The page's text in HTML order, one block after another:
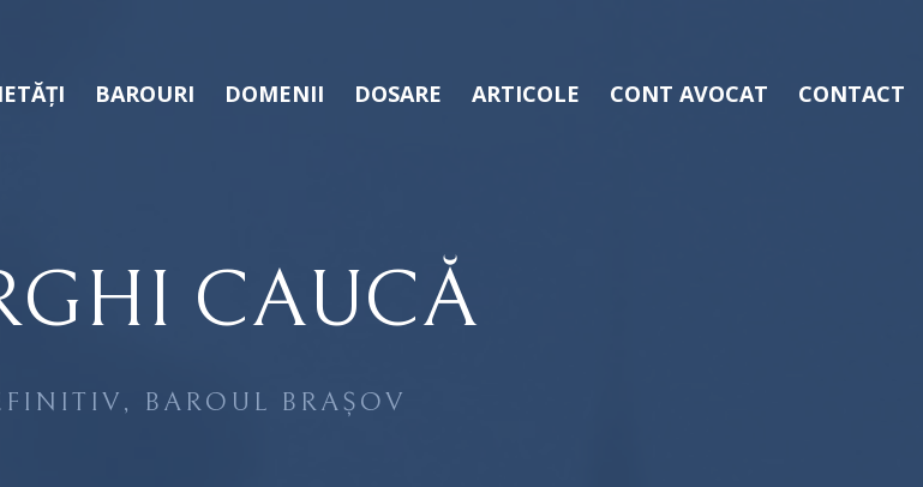
BAROURI DOMENII DOSARE ARTICOLE CONT AVOCAT CONTACT
CAUCĂ
BAROUL BRAȘOV